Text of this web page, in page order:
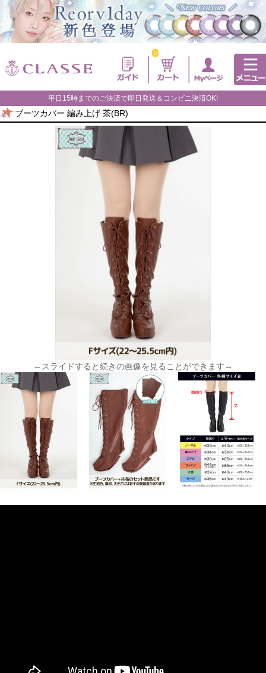
0
平日15時までのご決済で即日発送＆コンビニ決済OK!
ブーツカバー 編み上げ 茶(BR)
←スライドすると続きの画像を見ることができます→